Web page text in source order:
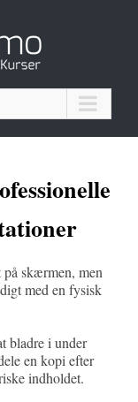
skærmen, men
med en fysisk
bladre i under
en kopi efter
indholdet.